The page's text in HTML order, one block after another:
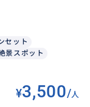
セット
景スポット
¥3,500/人